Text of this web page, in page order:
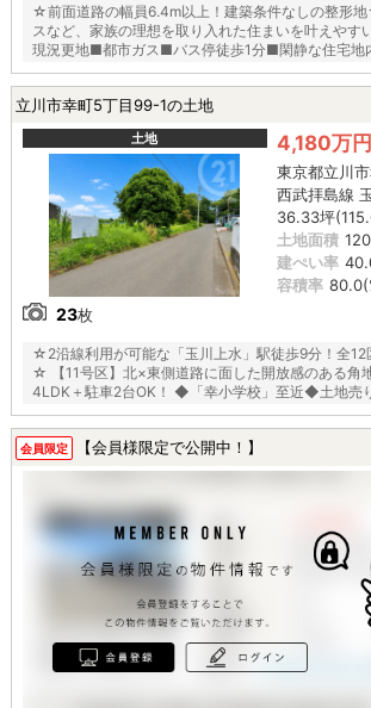
☆前面道路の幅員6.4m以上！建築条件なしの整形
スなど、家族の理想を取り入れた住まいを叶えやす
現況更地■都市ガス■バス停徒歩1分■閑静な住宅地
立川市幸町5丁目99-1の土地
土地
23枚
4,180万円
東京都立川
西武拝島線
36.33坪
土地面積
建ぺい率
容積率
☆2沿線利用が可能な「玉川上水」駅徒歩9分！全12
☆ 【11号区】北×東側道路に面した開放感のある角
4LDK＋駐車2台OK！ ◆「幸小学校」至近◆土地売
能◆都市ガス◆
会員限定 【会員様限定で公開中！】